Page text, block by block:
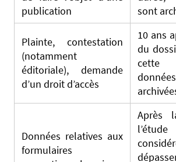
publication
sont
Plainte, contestation
(notamment
éditoriale), demande
d’un droit d’accès
10 ans
du
cette
Données relatives aux
formulaires
Après